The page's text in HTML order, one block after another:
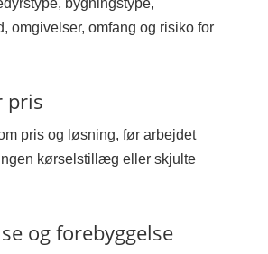
omgivelser, omfang og risiko for
pris
pris og løsning, før arbejdet
kørselstillæg eller skjulte
og forebyggelse